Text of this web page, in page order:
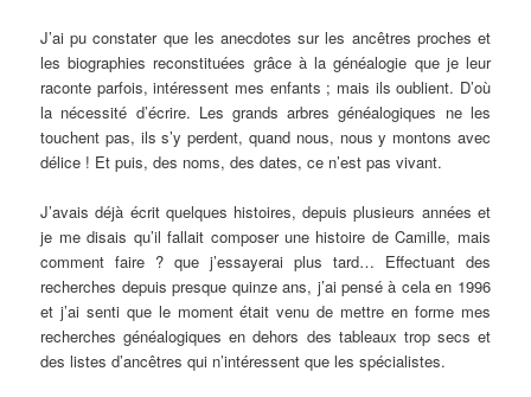
J’ai pu constater que les anecdotes sur les ancêtres proches et
les biographies reconstituées grâce à la généalogie que je leur
raconte parfois, intéressent mes enfants ; mais ils oublient. D’où
la nécessité d’écrire. Les grands arbres généalogiques ne les
touchent pas, ils s’y perdent, quand nous, nous y montons avec
délice ! Et puis, des noms, des dates, ce n’est pas vivant.
J’avais déjà écrit quelques histoires, depuis plusieurs années et
je me disais qu’il fallait composer une histoire de Camille, mais
comment faire ? que j’essayerai plus tard… Effectuant des
recherches depuis presque quinze ans, j’ai pensé à cela en 1996
et j’ai senti que le moment était venu de mettre en forme mes
recherches généalogiques en dehors des tableaux trop secs et
des listes d’ancêtres qui n’intéressent que les spécialistes.